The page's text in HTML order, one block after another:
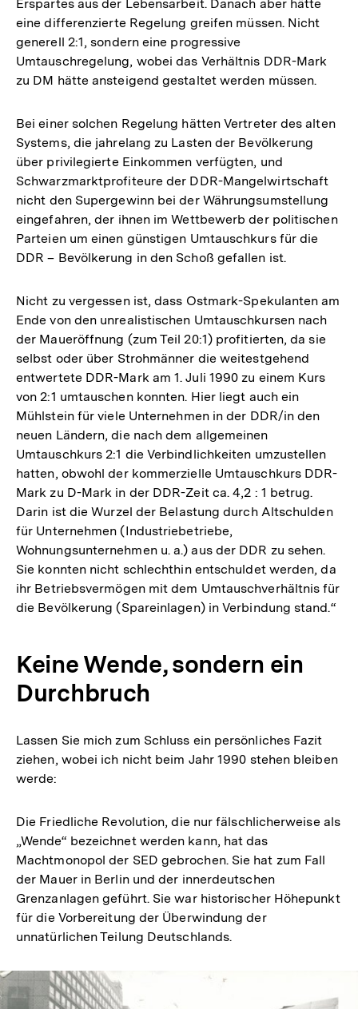
Erspartes aus der Lebensarbeit. Danach aber hätte
eine differenzierte Regelung greifen müssen. Nicht
generell 2:1, sondern eine progressive
Umtauschregelung, wobei das Verhältnis DDR-Mark
zu DM hätte ansteigend gestaltet werden müssen.
Bei einer solchen Regelung hätten Vertreter des alten
Systems, die jahrelang zu Lasten der Bevölkerung
über privilegierte Einkommen verfügten, und
Schwarzmarktprofiteure der DDR-Mangelwirtschaft
nicht den Supergewinn bei der Währungsumstellung
eingefahren, der ihnen im Wettbewerb der politischen
Parteien um einen günstigen Umtauschkurs für die
DDR – Bevölkerung in den Schoß gefallen ist.
Nicht zu vergessen ist, dass Ostmark-Spekulanten am
Ende von den unrealistischen Umtauschkursen nach
der Maueröffnung (zum Teil 20:1) profitierten, da sie
selbst oder über Strohmänner die weitestgehend
entwertete DDR-Mark am 1. Juli 1990 zu einem Kurs
von 2:1 umtauschen konnten. Hier liegt auch ein
Mühlstein für viele Unternehmen in der DDR/in den
neuen Ländern, die nach dem allgemeinen
Umtauschkurs 2:1 die Verbindlichkeiten umzustellen
hatten, obwohl der kommerzielle Umtauschkurs DDR-
Mark zu D-Mark in der DDR-Zeit ca. 4,2 : 1 betrug.
Darin ist die Wurzel der Belastung durch Altschulden
für Unternehmen (Industriebetriebe,
Wohnungsunternehmen u. a.) aus der DDR zu sehen.
Sie konnten nicht schlechthin entschuldet werden, da
ihr Betriebsvermögen mit dem Umtauschverhältnis für
die Bevölkerung (Spareinlagen) in Verbindung stand.“
Keine Wende, sondern ein
Durchbruch
Lassen Sie mich zum Schluss ein persönliches Fazit
ziehen, wobei ich nicht beim Jahr 1990 stehen bleiben
werde:
Die Friedliche Revolution, die nur fälschlicherweise als
„Wende“ bezeichnet werden kann, hat das
Machtmonopol der SED gebrochen. Sie hat zum Fall
der Mauer in Berlin und der innerdeutschen
Grenzanlagen geführt. Sie war historischer Höhepunkt
für die Vorbereitung der Überwindung der
unnatürlichen Teilung Deutschlands.